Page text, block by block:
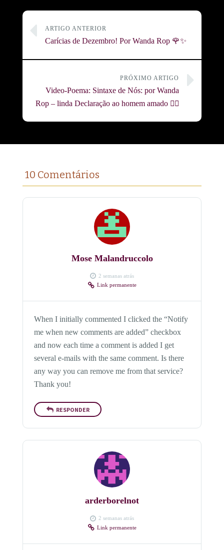
ARTIGO ANTERIOR
Carícias de Dezembro! Por Wanda Rop 🌹✨
PRÓXIMO ARTIGO
Video-Poema: Sintaxe de Nós: por Wanda
Rop – linda Declaração ao homem amado ❤️‍🔥
10 Comentários
Mose Malandruccolo
2 semanas atrás
Link permanente
When I initially commented I clicked the “Notify
me when new comments are added” checkbox
and now each time a comment is added I get
several e-mails with the same comment. Is there
any way you can remove me from that service?
Thank you!
RESPONDER
arderborelnot
2 semanas atrás
Link permanente